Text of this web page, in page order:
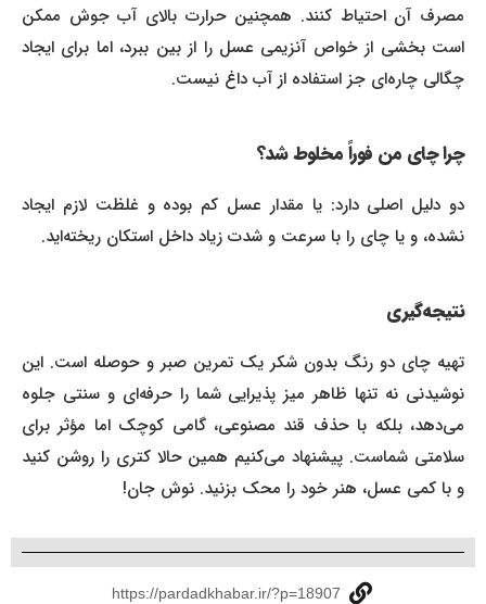
مصرف آن احتیاط کنند. همچنین حرارت بالای آب جوش ممکن
است بخشی از خواص آنزیمی عسل را از بین ببرد، اما برای ایجاد
چگالی چاره‌ای جز استفاده از آب داغ نیست.
چرا چای من فوراً مخلوط شد؟
دو دلیل اصلی دارد: یا مقدار عسل کم بوده و غلظت لازم ایجاد
نشده، و یا چای را با سرعت و شدت زیاد داخل استکان ریخته‌اید.
نتیجه‌گیری
تهیه چای دو رنگ بدون شکر یک تمرین صبر و حوصله است. این
نوشیدنی نه تنها ظاهر میز پذیرایی شما را حرفه‌ای و سنتی جلوه
می‌دهد، بلکه با حذف قند مصنوعی، گامی کوچک اما مؤثر برای
سلامتی شماست. پیشنهاد می‌کنیم همین حالا کتری را روشن کنید
و با کمی عسل، هنر خود را محک بزنید. نوش جان!
https://pardadkhabar.ir/?p=18907